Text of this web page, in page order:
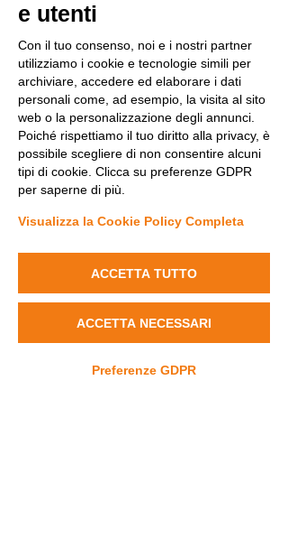
Post recenti
UNI UP
Commenti
e utenti
Con il tuo consenso, noi e i nostri partner
utilizziamo i cookie e tecnologie simili per
archiviare, accedere ed elaborare i dati
personali come, ad esempio, la visita al sito
web o la personalizzazione degli annunci.
Poiché rispettiamo il tuo diritto alla privacy, è
possibile scegliere di non consentire alcuni
tipi di cookie. Clicca su preferenze GDPR
per saperne di più.
Visualizza la Cookie Policy Completa
ACCETTA TUTTO
ACCETTA NECESSARI
Preferenze GDPR